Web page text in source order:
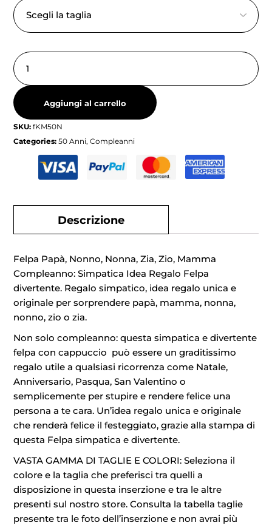
Aggiungi al carrello
SKU:fKM50N
Categories:50 Anni,Compleanni
Descrizione
Felpa Papà, Nonno, Nonna, Zia, Zio, Mamma
Compleanno: Simpatica Idea Regalo Felpa
divertente. Regalo simpatico, idea regalo unica e
originale per sorprendere papà, mamma, nonna,
nonno, zio o zia.
Non solo compleanno: questa simpatica e divertente
felpa con cappuccio può essere un graditissimo
regalo utile a qualsiasi ricorrenza come Natale,
Anniversario, Pasqua, San Valentino o
semplicemente per stupire e rendere felice una
persona a te cara. Un’idea regalo unica e originale
che renderà felice il festeggiato, grazie alla stampa di
questa Felpa simpatica e divertente.
VASTA GAMMA DI TAGLIE E COLORI: Seleziona il
colore e la taglia che preferisci tra quelli a
disposizione in questa inserzione e tra le altre
presenti sul nostro store. Consulta la tabella taglie
presente tra le foto dell’inserzione e non avrai più